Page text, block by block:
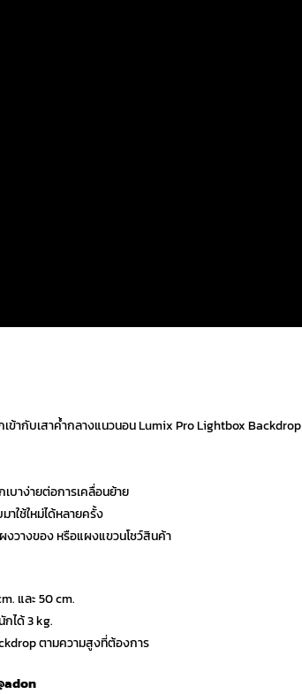
ข้ากับเสาค้ำกลางแนวนอน Lumix Pro Lightbox Backdrop
เบาง่ายต่อการเคลื่อนย้าย
าใช้ใหม่ได้หลายครั้ง
งวางของ หรือแผงแขวนโชว์สินค้า
และ 50 cm.
ได้ 3 kg.
ตามความสูงที่ต้องการ